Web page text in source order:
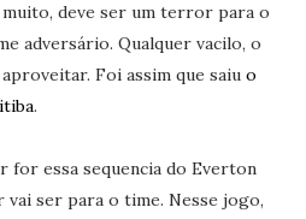
deve ser um terror para o
adversário. Qualquer vacilo, o
Foi assim que saiu o
.
for essa sequencia do Everton
vai ser para o time. Nesse jogo,